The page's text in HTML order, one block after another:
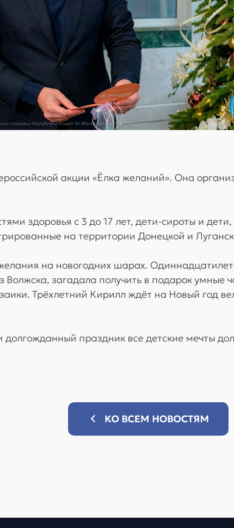
акции «Ёлка желаний». Она
здоровья с 3 до 17 лет, дети-сироты и
на территории Донецкой и
на новогодних шарах.
Волжска, загадала получить в подарок
Трёхлетний Кирилл ждёт на Новый год
праздник все детские мечты
КО ВСЕМ НОВОСТЯМ